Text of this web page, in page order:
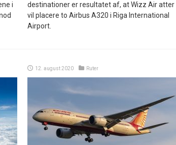
i
destinationer er resultatet af, at Wizz Air atter
vil placere to Airbus A320 i Riga International
Airport.
12. august 2020 Ruter